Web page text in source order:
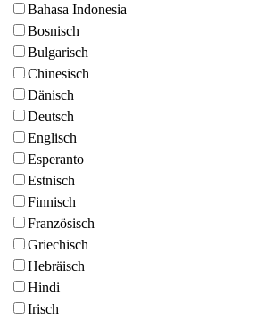
Bahasa Indonesia
Bosnisch
Bulgarisch
Chinesisch
Dänisch
Deutsch
Englisch
Esperanto
Estnisch
Finnisch
Französisch
Griechisch
Hebräisch
Hindi
Irisch